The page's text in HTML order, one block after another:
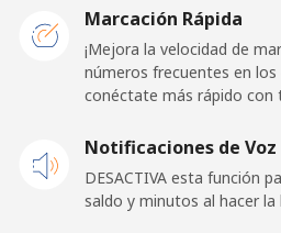
San Marino
Línea fija ⁦33.9c⁩
Sao Tome And Principe
Marcación Rápida
¡Mejora la velocidad de
números frecuentes en
conéctate más rápido con
Notificaciones de Voz
DESACTIVA esta función
saldo y minutos al hacer la